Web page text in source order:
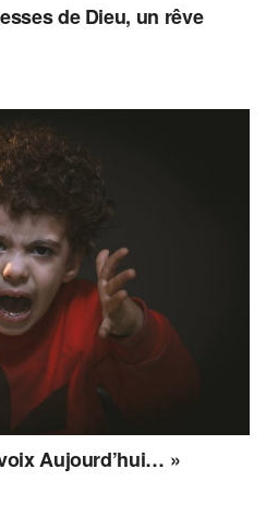
de Dieu, un rêve
Aujourd’hui… »